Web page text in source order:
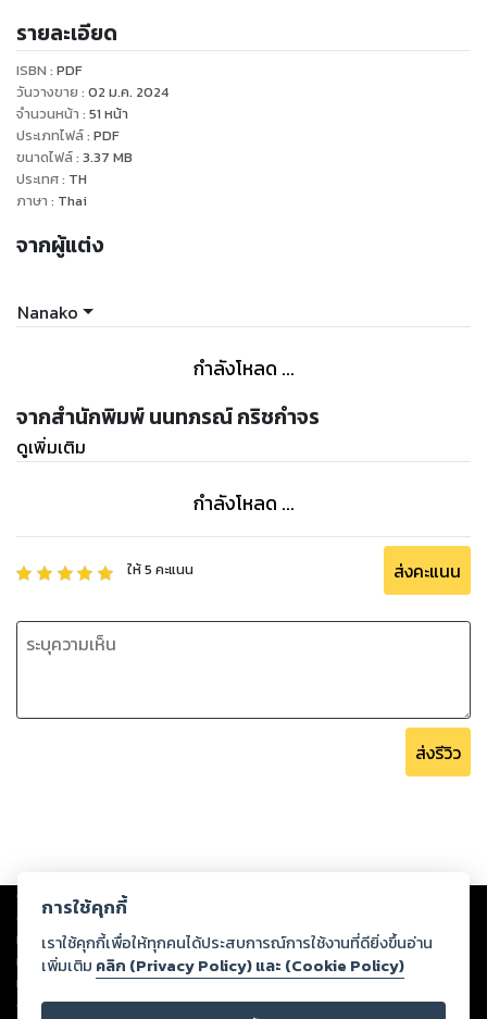
หากชีวิตนี้เปรียบดั่งบทละคร ตัวข้านี้คงเป็นได้แค่นางร้าย ผู้มีชะตา
ที่จะต้องพ่ายให้กับนางเอกตลอดกาล พระเอกก็ต้องคู่กับนางเอก
ส่วนนางร้ายก็ต้องตกตายไปในท้ายที่สุด ไม่ว่านางร้ายจะพยายาม
มากแค่ไหน ทุ่มเทมากเท่าไร รักมากแค่ไหน หัวใจดวงนี้ของข้าก็ยัง
ไร้ค่าในสายตาของท่าน หากชาติหน้ามีจริง ข้าจะขอเริ่มต้นใหม่ ข้า
จะไม่รักท่านอีกต่อไป...แล้วสวรรค์ก็ให้โอกาสข้าอีกครั้ง ให้ข้าได้มี
ชีวิตอีกครั้ง ข้าขอสาบาน ข้าจะใช้ชีวิตที่สองที่ได้มานี้อย่างสงบ ไม่
ท้องของข้านี้ ข้าจะดูแลเขาให้ดี เด็กน้อยที่เปรียบเหมือนกับแสง
[ตัวอย่าง เล่ม 3 -เล่มจบ: PDF, บทที่ 101 – 110]
รายละเอียด
ISBN : PDF
วันวางขาย : 02 ม.ค. 2024
จำนวนหน้า : 51 หน้า
ประเภทไฟล์: PDF
ขนาดไฟล์: 3.37 MB
ประเทศ: TH
ภาษา : Thai
จากผู้แต่ง
Nanako
กำลังโหลด ...
จากสำนักพิมพ์ นนทภรณ์ กริชกำจร
ดูเพิ่มเติม
กำลังโหลด ...
ให้5 คะแนน ส่งคะแนน
ส่งรีวิว
Copyright © 2026
ต่อผลงานหรือเนื้อหาใดที่อัปโหลดผ่านเว็บไซต์และปรากฏว่าละเมิดสิทธิใน
ทรัพย์สินทางปัญญาของบุคคลอื่นหรือขัดต่อกฎหมายและศีลธรรม ดังนั้น ผู้อ่าน
ทุกท่านโปรดใช้วิจารณญาณในการกลั่นกรองด้วยตนเอง และหากท่านพบว่าส่วน
หนึ่งส่วนใดขัดต่อกฎหมายและศีลธรรม กรุณาแจ้งมายังบริษัท เพื่อทีมงานจะได้
ดำเนินการในทันที ทั้งนี้ ทางสตอรี่ล็อกขอสงวนลิขสิทธิ์ตามพระราชบัญญัติ
การใช้คุกกี้
เราใช้คุกกี้เพื่อให้ทุกคนได้ประสบการณ์การใช้งานที่ดียิ่งขึ้นอ่าน
เพิ่มเติม คลิก (Privacy Policy) และ (Cookie Policy)